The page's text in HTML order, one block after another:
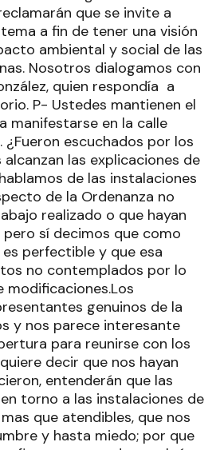
que se invite a
a fin de tener una visión
ambiental y social de las
Nosotros dialogamos con
quien respondía a
P- Ustedes mantienen el
manifestarse en la calle
escuchados por los
alcanzan las explicaciones de
de las instalaciones
de la Ordenanza no
realizado o que hayan
sí decimos que como
perfectible y que esa
no contemplados por lo
genuinos de la
y nos parece interesante
para reunirse con los
decir que nos hayan
entenderán que las
torno a las instalaciones de
que atendibles, que nos
y hasta miedo; por que